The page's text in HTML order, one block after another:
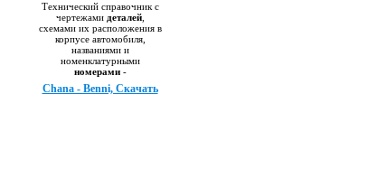
Технический справочник с
чертежами деталей,
схемами их расположения в
корпусе автомобиля,
названиями и
номенклатурными
номерами-
Chana - Benni, Скачать